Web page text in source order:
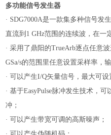
多功能信号发生器
· SDG7000A是一款集多种信号发
直流到 1 GHz范围的连续波，在一
·采用了鼎阳的TrueArb逐点任意
GSa/s的范围里任意设置采样率，
·可以产生I/Q矢量信号，最大可
·基于EasyPulse脉冲发生技术，可
冲；
·可以产生带宽可调的高斯噪声；